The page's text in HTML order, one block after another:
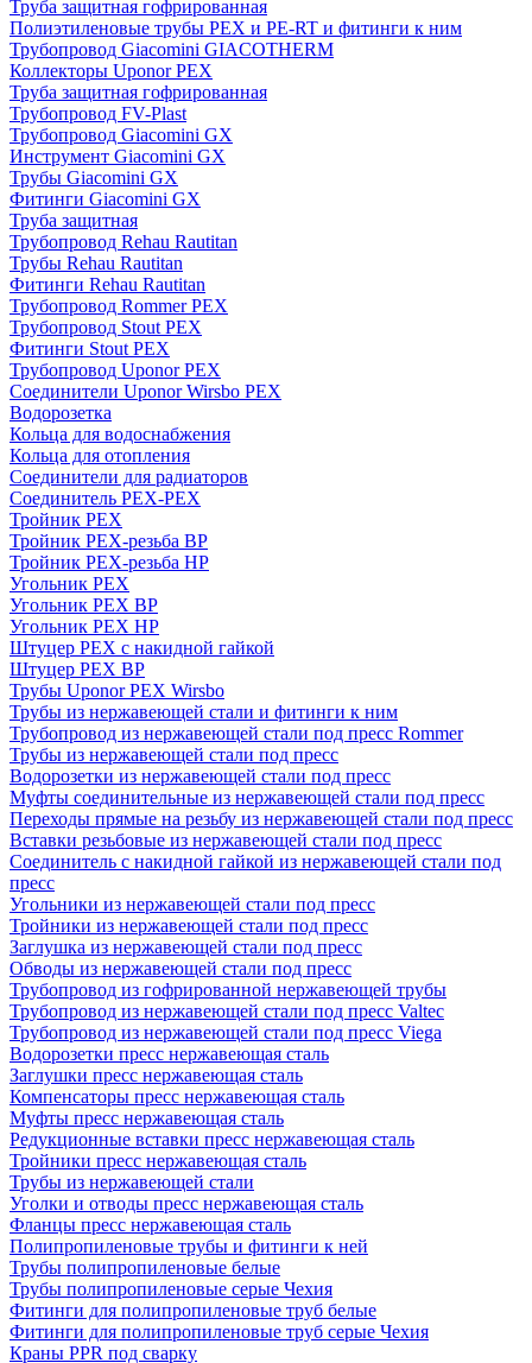
Труба защитная гофрированная
Полиэтиленовые трубы PEX и PE-RT и фитинги к ним
Трубопровод Giacomini GIACOTHERM
Коллекторы Uponor PEX
Труба защитная гофрированная
Трубопровод FV-Plast
Трубопровод Giacomini GX
Инструмент Giacomini GX
Трубы Giacomini GX
Фитинги Giacomini GX
Труба защитная
Трубопровод Rehau Rautitan
Трубы Rehau Rautitan
Фитинги Rehau Rautitan
Трубопровод Rommer PEX
Трубопровод Stout PEX
Фитинги Stout PEX
Трубопровод Uponor PEX
Соединители Uponor Wirsbo PEX
Водорозетка
Кольца для водоснабжения
Кольца для отопления
Соединители для радиаторов
Соединитель PEX-PEX
Тройник PEX
Тройник PEX-резьба ВР
Тройник PEX-резьба НР
Угольник PEX
Угольник PEX ВР
Угольник PEX НР
Штуцер PEX c накидной гайкой
Штуцер PEX ВР
Трубы Uponor PEX Wirsbo
Трубы из нержавеющей стали и фитинги к ним
Трубопровод из нержавеющей стали под пресс Rommer
Трубы из нержавеющей стали под пресс
Водорозетки из нержавеющей стали под пресс
Муфты соединительные из нержавеющей стали под пресс
Переходы прямые на резьбу из нержавеющей стали под пресс
Вставки резьбовые из нержавеющей стали под пресс
Соединитель с накидной гайкой из нержавеющей стали под
пресс
Угольники из нержавеющей стали под пресс
Тройники из нержавеющей стали под пресс
Заглушка из нержавеющей стали под пресс
Обводы из нержавеющей стали под пресс
Трубопровод из гофрированной нержавеющей трубы
Трубопровод из нержавеющей стали под пресс Valtec
Трубопровод из нержавеющей стали под пресс Viega
Водорозетки пресс нержавеющая сталь
Заглушки пресс нержавеющая сталь
Компенсаторы пресс нержавеющая сталь
Муфты пресс нержавеющая сталь
Редукционные вставки пресс нержавеющая сталь
Тройники пресс нержавеющая сталь
Трубы из нержавеющей стали
Уголки и отводы пресс нержавеющая сталь
Фланцы пресс нержавеющая сталь
Полипропиленовые трубы и фитинги к ней
Трубы полипропиленовые белые
Трубы полипропиленовые серые Чехия
Фитинги для полипропиленовые труб белые
Фитинги для полипропиленовые труб серые Чехия
Краны PPR под сварку